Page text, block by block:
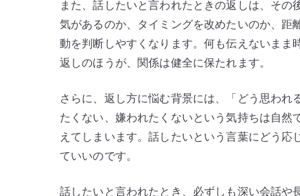
また、話したいと言われたときの返しは、そ
気があるのか、タイミングを改めたいのか、
動を判断しやすくなります。何も伝えないま
返しのほうが、関係は健全に保たれます。
さらに、返し方に悩む背景には、「どう思わ
たくない、嫌われたくないという気持ちは自
えてしまいます。話したいという言葉にどう
ていいのです。
話したいと言われたとき、必ずしも深い会話や